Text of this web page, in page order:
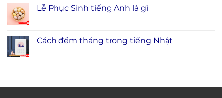
Lễ Phục Sinh tiếng Anh là gì
Cách đếm tháng trong tiếng Nhật